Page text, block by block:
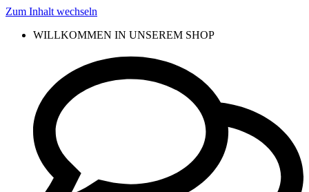
Zum Inhalt wechseln
WILLKOMMEN IN UNSEREM SHOP